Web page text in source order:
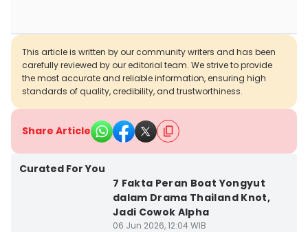
This article is written by our community writers and has been
carefully reviewed by our editorial team. We strive to provide
the most accurate and reliable information, ensuring high
standards of quality, credibility, and trustworthiness.
Share Article
Curated For You
7 Fakta Peran Boat Yongyut
dalam Drama Thailand Knot,
Jadi Cowok Alpha
06 Jun 2026, 12:04 WIB